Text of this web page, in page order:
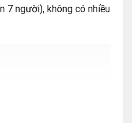
7 người), không có nhiều